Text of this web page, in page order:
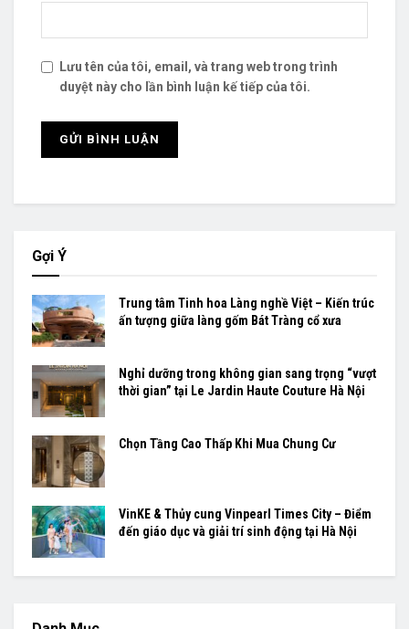
Lưu tên của tôi, email, và trang web trong trình
duyệt này cho lần bình luận kế tiếp của tôi.
Gợi Ý
Trung tâm Tinh hoa Làng nghề Việt – Kiến trúc
ấn tượng giữa làng gốm Bát Tràng cổ xưa
Nghỉ dưỡng trong không gian sang trọng “vượt
thời gian” tại Le Jardin Haute Couture Hà Nội
Chọn Tầng Cao Thấp Khi Mua Chung Cư
VinKE & Thủy cung Vinpearl Times City – Điểm
đến giáo dục và giải trí sinh động tại Hà Nội